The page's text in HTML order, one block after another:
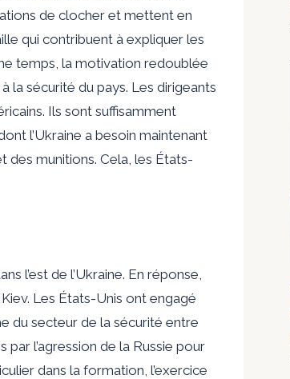
de clocher et mettent en
qui contribuent à expliquer les
temps, la motivation redoublée
la sécurité du pays. Les dirigeants
Ils sont suffisamment
l’Ukraine a besoin maintenant
des munitions. Cela, les États-
l’est de l’Ukraine. En réponse,
Les États-Unis ont engagé
du secteur de la sécurité entre
l’agression de la Russie pour
dans la formation, l’exercice